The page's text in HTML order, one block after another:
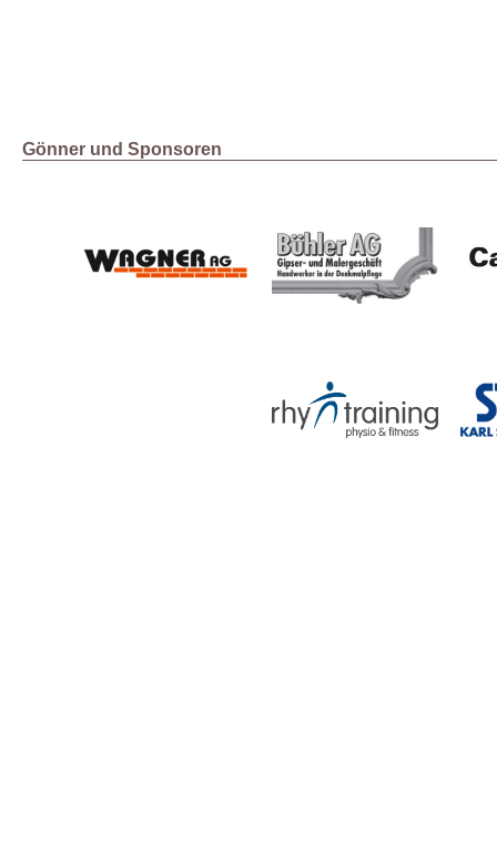
Gönner und Sponsoren